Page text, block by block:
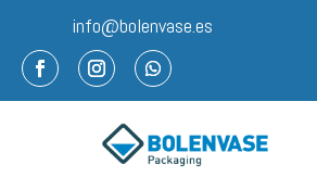
info@bolenvase.es